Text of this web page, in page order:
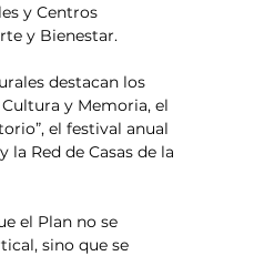
y Centros
y Bienestar.
destacan los
y Memoria, el
el festival anual
la Red de Casas de la
el Plan no se
sino que se